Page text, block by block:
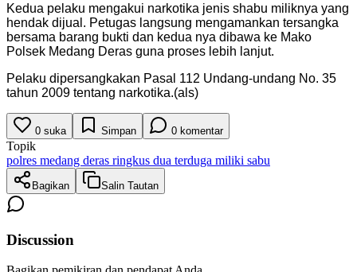
Kedua pelaku mengakui narkotika jenis shabu miliknya yang
hendak dijual. Petugas langsung mengamankan tersangka
bersama barang bukti dan kedua nya dibawa ke Mako
Polsek Medang Deras guna proses lebih lanjut.
Pelaku dipersangkakan Pasal 112 Undang-undang No. 35
tahun 2009 tentang narkotika.(als)
0 suka Simpan 0 komentar
Topik
polres medang deras ringkus dua terduga miliki sabu
Bagikan Salin Tautan
Discussion